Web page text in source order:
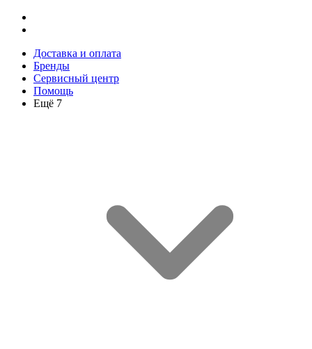
Доставка и оплата
Бренды
Сервисный центр
Помощь
Ещё 7